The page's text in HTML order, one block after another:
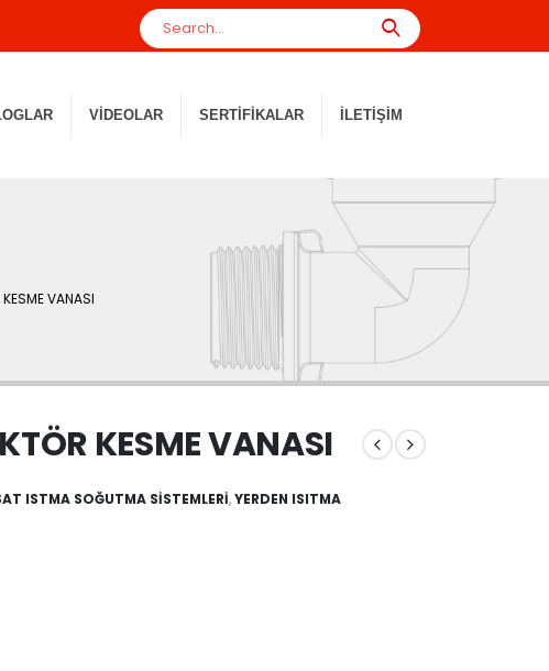
VIDEOLAR SERTIFIKALAR İLETIŞIM
VANASI
KESME VANASI
ISTMA SOĞUTMA SİSTEMLERİ,YERDEN ISITMA